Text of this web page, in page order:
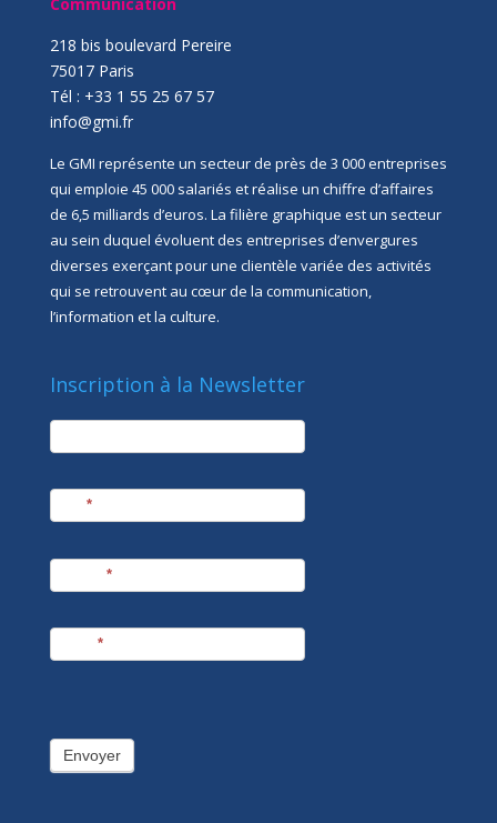
218 bis boulevard Pereire
75017 Paris
Tél : +33 1 55 25 67 57
info@gmi.fr
Le GMI représente un secteur de près de 3 000 entreprises
qui emploie 45 000 salariés et réalise un chiffre d’affaires
de 6,5 milliards d’euros. La filière graphique est un secteur
au sein duquel évoluent des entreprises d’envergures
diverses exerçant pour une clientèle variée des activités
qui se retrouvent au cœur de la communication,
l’information et la culture.
Inscription à la Newsletter
newsletter
*
*
*
Envoyer